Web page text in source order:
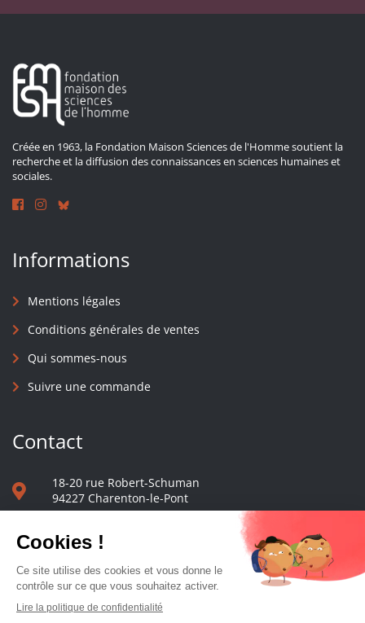
Créée en 1963, la Fondation Maison Sciences de l'Homme soutient la
recherche et la diffusion des connaissances en sciences humaines et
sociales.
Informations
Mentions légales
Conditions générales de ventes
Qui sommes-nous
Suivre une commande
Contact
18-20 rue Robert-Schuman
94227 Charenton-le-Pont